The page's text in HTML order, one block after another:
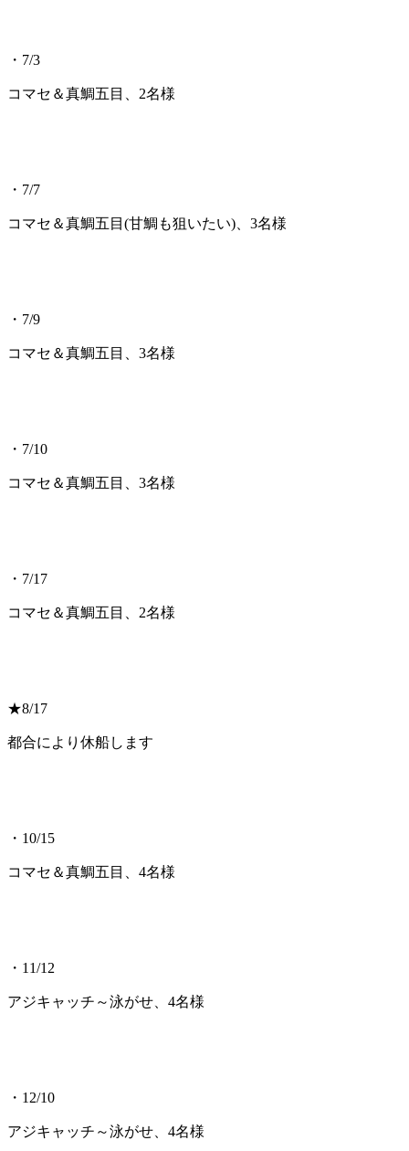
・7/3
コマセ＆真鯛五目、2名様
・7/7
コマセ＆真鯛五目(甘鯛も狙いたい)、3名様
・7/9
コマセ＆真鯛五目、3名様
・7/10
コマセ＆真鯛五目、3名様
・7/17
コマセ＆真鯛五目、2名様
★8/17
都合により休船します
・10/15
コマセ＆真鯛五目、4名様
・11/12
アジキャッチ～泳がせ、4名様
・12/10
アジキャッチ～泳がせ、4名様